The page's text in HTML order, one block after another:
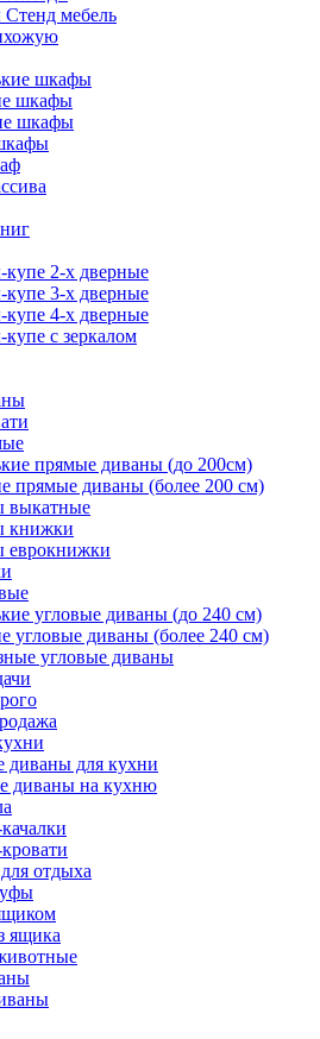
мебель
шкафы
шкафы
шкафы
2-х дверные
3-х дверные
4-х дверные
с зеркалом
прямые диваны (до 200см)
прямые диваны (более 200 см)
выкатные
книжки
еврокнижки
угловые диваны (до 240 см)
угловые диваны (более 240 см)
угловые диваны
диваны для кухни
диваны на кухню
отдыха
ящика